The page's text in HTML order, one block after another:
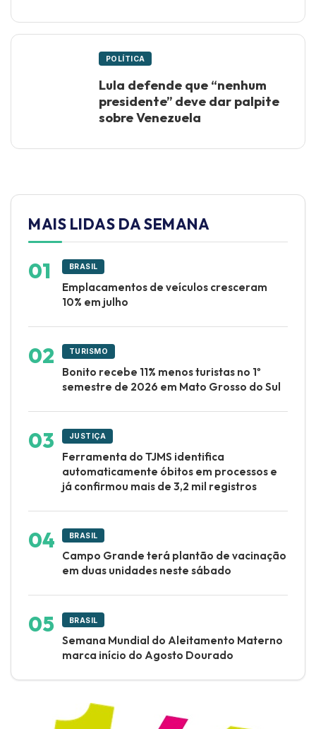
POLÍTICA
Lula defende que “nenhum
presidente” deve dar palpite
sobre Venezuela
MAIS LIDAS DA SEMANA
BRASIL
Emplacamentos de veículos cresceram
10% em julho
TURISMO
Bonito recebe 11% menos turistas no 1º
semestre de 2026 em Mato Grosso do Sul
JUSTIÇA
Ferramenta do TJMS identifica
automaticamente óbitos em processos e
já confirmou mais de 3,2 mil registros
BRASIL
Campo Grande terá plantão de vacinação
em duas unidades neste sábado
BRASIL
Semana Mundial do Aleitamento Materno
marca início do Agosto Dourado